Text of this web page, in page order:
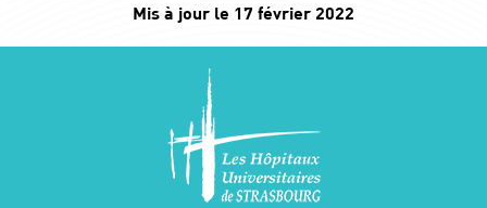
Mis à jour le 17 février 2022